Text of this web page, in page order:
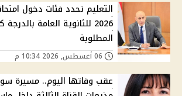
التعليم تحدد فئات دخول
2026 للثانوية العامة
المطلوبة
عقب وفاتها اليوم.. مسيرة